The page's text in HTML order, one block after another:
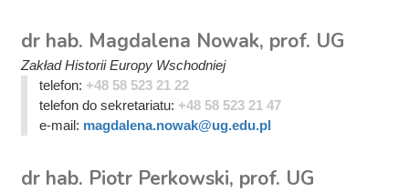
dr hab. Magdalena Nowak, prof. UG
Zakład Historii Europy Wschodniej
telefon: +48 58 523 21 22
telefon do sekretariatu: +48 58 523 21 47
e-mail: magdalena.nowak@ug.edu.pl
dr hab. Piotr Perkowski, prof. UG